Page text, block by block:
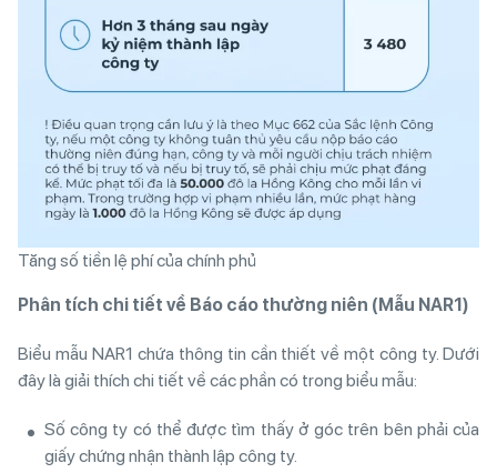
Tăng số tiền lệ phí của chính phủ
Phân tích chi tiết về Báo cáo thường niên (Mẫu NAR1)
Biểu mẫu NAR1 chứa thông tin cần thiết về một công ty. Dưới
đây là giải thích chi tiết về các phần có trong biểu mẫu:
Số công ty có thể được tìm thấy ở góc trên bên phải của
giấy chứng nhận thành lập công ty.